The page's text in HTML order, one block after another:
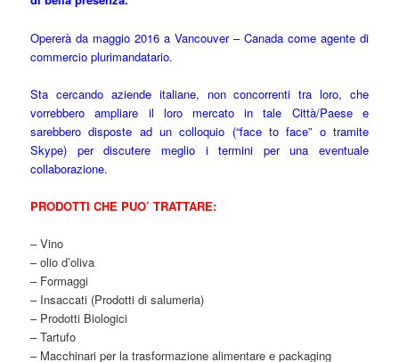
Opererà da maggio 2016 a Vancouver – Canada come agente di
commercio plurimandatario.
Sta cercando aziende italiane, non concorrenti tra loro, che
vorrebbero ampliare il loro mercato in tale Città/Paese e
sarebbero disposte ad un colloquio (“face to face” o tramite
Skype) per discutere meglio i termini per una eventuale
collaborazione.
PRODOTTI CHE PUO’ TRATTARE:
– Vino
– olio d’oliva
– Formaggi
– Insaccati (Prodotti di salumeria)
– Prodotti Biologici
– Tartufo
– Macchinari per la trasformazione alimentare e packaging